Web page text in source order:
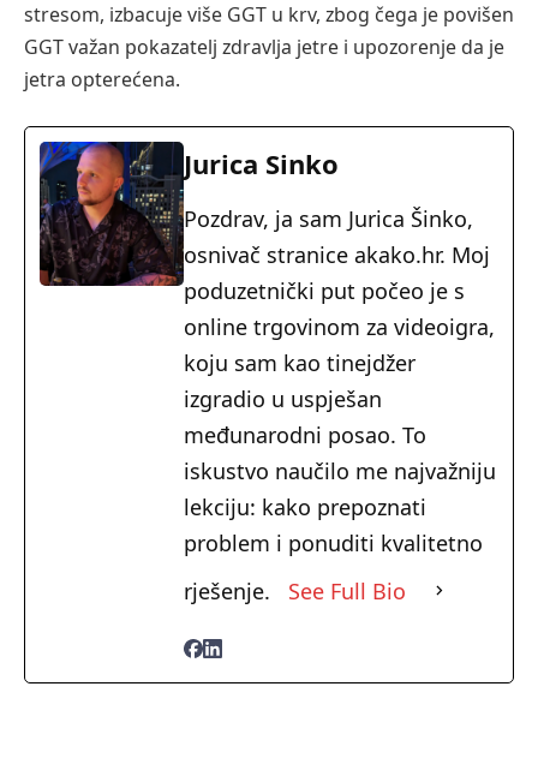
stresom, izbacuje više GGT u krv, zbog čega je povišen
GGT važan pokazatelj zdravlja jetre i upozorenje da je
jetra opterećena.
Jurica Sinko
Pozdrav, ja sam Jurica Šinko,
osnivač stranice akako.hr. Moj
poduzetnički put počeo je s
online trgovinom za videoigra,
koju sam kao tinejdžer
izgradio u uspješan
međunarodni posao. To
iskustvo naučilo me najvažniju
lekciju: kako prepoznati
problem i ponuditi kvalitetno
rješenje.
See Full Bio